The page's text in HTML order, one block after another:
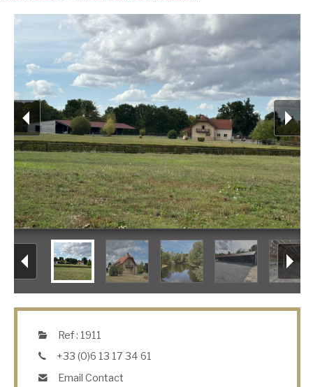
Ref : 1911
+33 (0)6 13 17 34 61
Email Contact